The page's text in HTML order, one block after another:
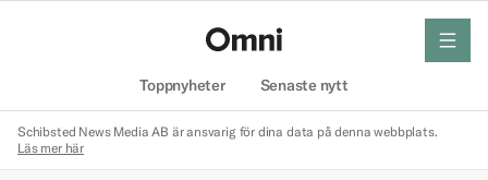
Toppnyheter Senaste nytt
meny
Schibsted News Media AB är ansvarig för dina data på denna webbplats.
Läs mer här